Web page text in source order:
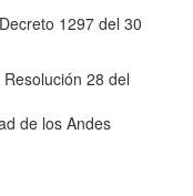
1297 del 30
28 del
de los Andes